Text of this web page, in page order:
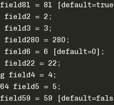
= 81
field2 = 2;
field3 = 3;
field280 = 280;
field6 = 6 [default=0];
field22 = 22;
field4 = 4;
field5 = 5;
= 59